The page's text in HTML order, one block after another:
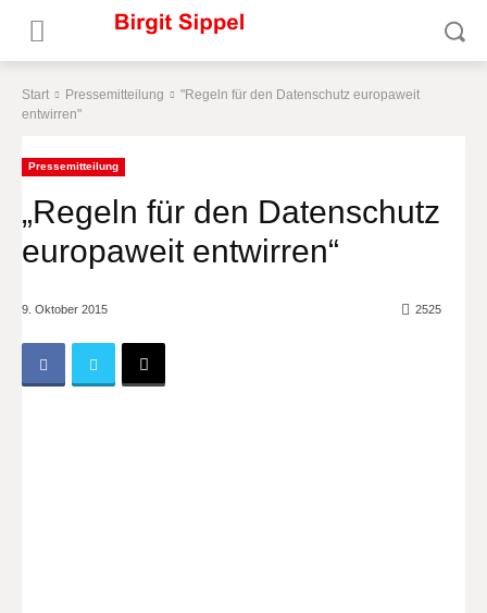
Start Pressemitteilung
"Regeln für den Datenschutz europaweit
entwirren"
Pressemitteilung
„Regeln für den Datenschutz
europaweit entwirren“
9. Oktober 2015 2525